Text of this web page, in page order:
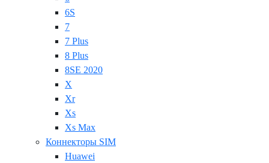
6S
7
7 Plus
8 Plus
8SE 2020
X
Xr
Xs
Xs Max
Коннекторы SIM
Huawei